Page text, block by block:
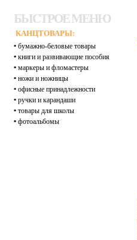
БЫСТРОЕ МЕНЮ
КАНЦТОВАРЫ:
• бумажно-беловые товары
• книги и развивающие пособия
• маркеры и фломастеры
• ножи и ножницы
• офисные принадлежности
• ручки и карандаши
• товары для школы
• фотоальбомы